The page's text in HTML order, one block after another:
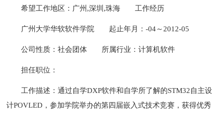
希望工作地区：广州,深圳,珠海 工作经历
广州大学华软软件学院 起止年月：-04～2012-05
公司性质：社会团体 所属行业：计算机软件
担任职位：
工作描述：通过自学DXP软件和自学所了解的STM32自主设
计POVLED，参加学院举办的第四届嵌入式技术竞赛，获得优秀